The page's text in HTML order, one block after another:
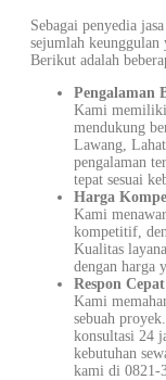
Sebagai penyedia
sejumlah keunggulan
Berikut adalah
Pengalaman
Kami memiliki
mendukung
Lawang,
pengalaman
tepat sesuai
Harga
Kami
kompetitif,
Kualitas
dengan harga
Respon Cepat
Kami
sebuah
konsultasi 24
kebutuhan
kami di 0821-